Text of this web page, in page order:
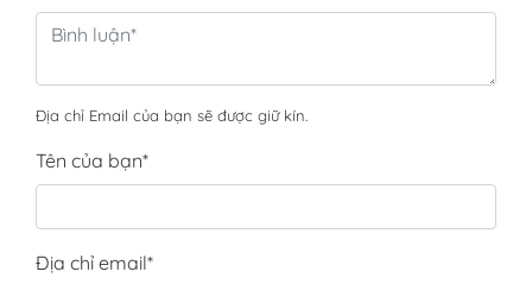
Địa chỉ Email của bạn sẽ được giữ kín.
Tên của bạn*
Địa chỉ email*